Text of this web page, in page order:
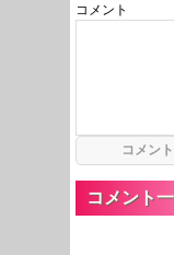
コメント
コメント